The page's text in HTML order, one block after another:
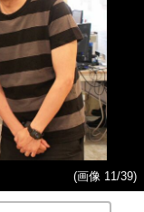
(画像 11/39)